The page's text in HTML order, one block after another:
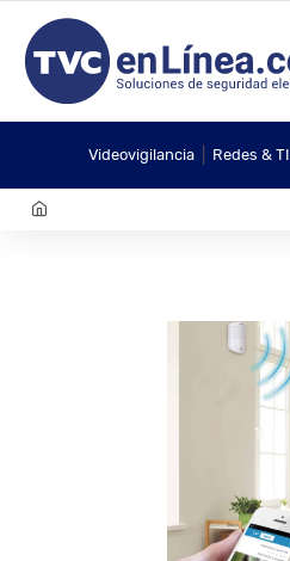
Videovigilancia Redes & TI